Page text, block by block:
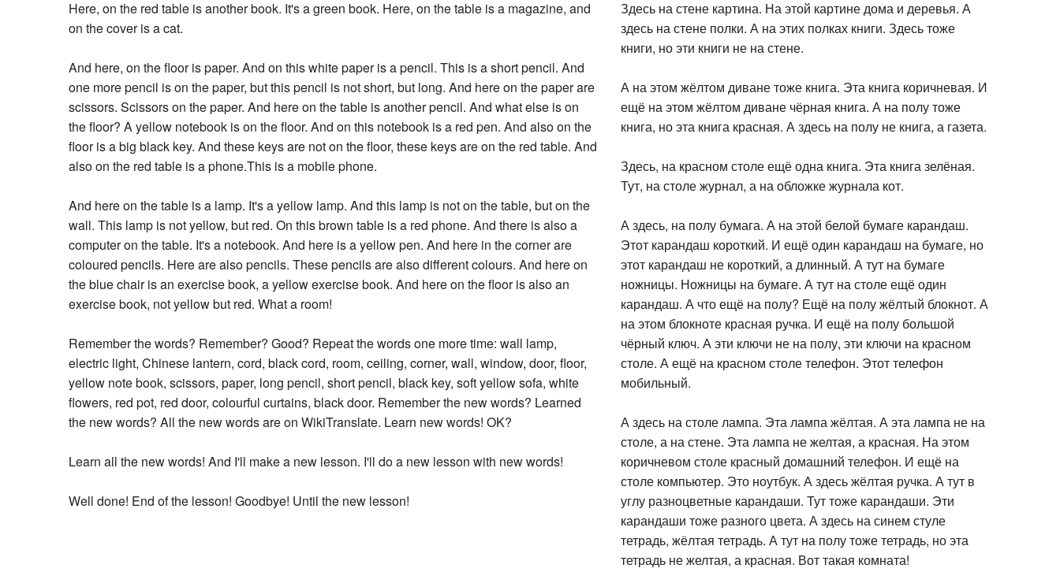
Here, on the red table is another book. It's a green book. Here, on the table is a magazine, and
on the cover is a cat.
And here, on the floor is paper. And on this white paper is a pencil. This is a short pencil. And
one more pencil is on the paper, but this pencil is not short, but long. And here on the paper are
scissors. Scissors on the paper. And here on the table is another pencil. And what else is on
the floor? A yellow notebook is on the floor. And on this notebook is a red pen. And also on the
floor is a big black key. And these keys are not on the floor, these keys are on the red table. And
also on the red table is a phone.This is a mobile phone.
And here on the table is a lamp. It's a yellow lamp. And this lamp is not on the table, but on the
wall. This lamp is not yellow, but red. On this brown table is a red phone. And there is also a
computer on the table. It's a notebook. And here is a yellow pen. And here in the corner are
coloured pencils. Here are also pencils. These pencils are also different colours. And here on
the blue chair is an exercise book, a yellow exercise book. And here on the floor is also an
exercise book, not yellow but red. What a room!
Remember the words? Remember? Good? Repeat the words one more time: wall lamp,
electric light, Chinese lantern, cord, black cord, room, ceiling, corner, wall, window, door, floor,
yellow note book, scissors, paper, long pencil, short pencil, black key, soft yellow sofa, white
flowers, red pot, red door, colourful curtains, black door. Remember the new words? Learned
the new words? All the new words are on WikiTranslate. Learn new words! OK?
Learn all the new words! And I'll make a new lesson. I'll do a new lesson with new words!
Well done! End of the lesson! Goodbye! Until the new lesson!
Здесь на стене картина. На этой картине дома и деревья. А
здесь на стене полки. А на этих полках книги. Здесь тоже
книги, но эти книги не на стене.
А на этом жёлтом диване тоже книга. Эта книга коричневая. И
ещё на этом жёлтом диване чёрная книга. А на полу тоже
книга, но эта книга красная. А здесь на полу не книга, а газета.
Здесь, на красном столе ещё одна книга. Эта книга зелёная.
Тут, на столе журнал, а на обложке журнала кот.
А здесь, на полу бумага. А на этой белой бумаге карандаш.
Этот карандаш короткий. И ещё один карандаш на бумаге, но
этот карандаш не короткий, а длинный. А тут на бумаге
ножницы. Ножницы на бумаге. А тут на столе ещё один
карандаш. А что ещё на полу? Ещё на полу жёлтый блокнот. А
на этом блокноте красная ручка. И ещё на полу большой
чёрный ключ. А эти ключи не на полу, эти ключи на красном
столе. А ещё на красном столе телефон. Этот телефон
мобильный.
А здесь на столе лампа. Эта лампа жёлтая. А эта лампа не на
столе, а на стене. Эта лампа не желтая, а красная. На этом
коричневом столе красный домашний телефон. И ещё на
столе компьютер. Это ноутбук. А здесь жёлтая ручка. А тут в
углу разноцветные карандаши. Тут тоже карандаши. Эти
карандаши тоже разного цвета. А здесь на синем стуле
тетрадь, жёлтая тетрадь. А тут на полу тоже тетрадь, но эта
тетрадь не желтая, а красная. Вот такая комната!